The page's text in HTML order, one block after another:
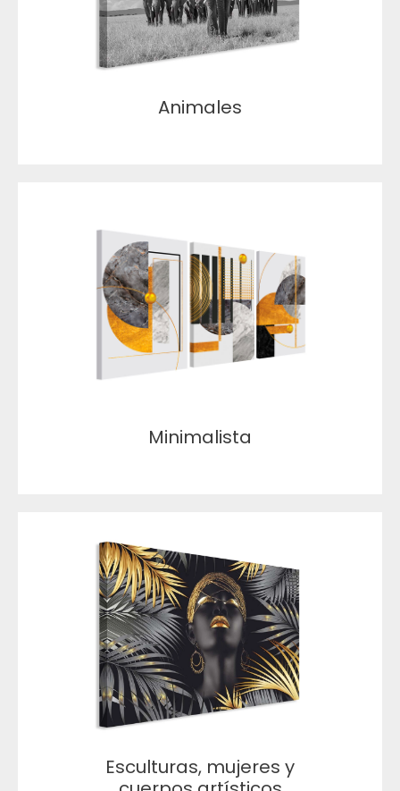
Animales
Minimalista
Esculturas, mujeres y